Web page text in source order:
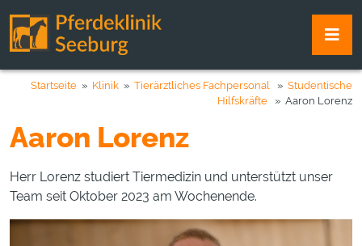
Startseite » Klinik » Tierärztliches Fachpersonal » Studentische
Hilfskräfte » Aaron Lorenz
Aaron Lorenz
Herr Lorenz studiert Tiermedizin und unterstützt unser
Team seit Oktober 2023 am Wochenende.